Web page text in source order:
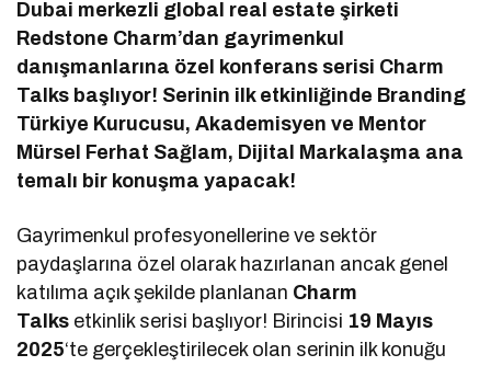
Dubai merkezli global real estate şirketi
Redstone Charm’dan gayrimenkul
danışmanlarına özel konferans serisi Charm
Talks başlıyor! Serinin ilk etkinliğinde Branding
Türkiye Kurucusu, Akademisyen ve Mentor
Mürsel Ferhat Sağlam, Dijital Markalaşma ana
temalı bir konuşma yapacak!
Gayrimenkul profesyonellerine ve sektör
paydaşlarına özel olarak hazırlanan ancak genel
katılıma açık şekilde planlanan Charm
Talks etkinlik serisi başlıyor! Birincisi 19 Mayıs
2025‘te gerçekleştirilecek olan serinin ilk konuğu